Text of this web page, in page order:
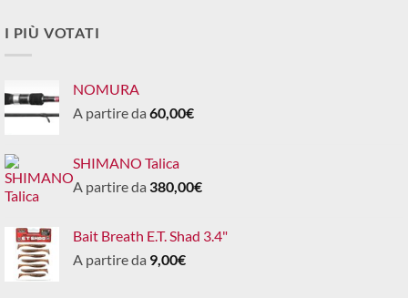
I PIÙ VOTATI
NOMURA
A partire da 60,00€
SHIMANO Talica
A partire da 380,00€
Bait Breath E.T. Shad 3.4"
A partire da 9,00€